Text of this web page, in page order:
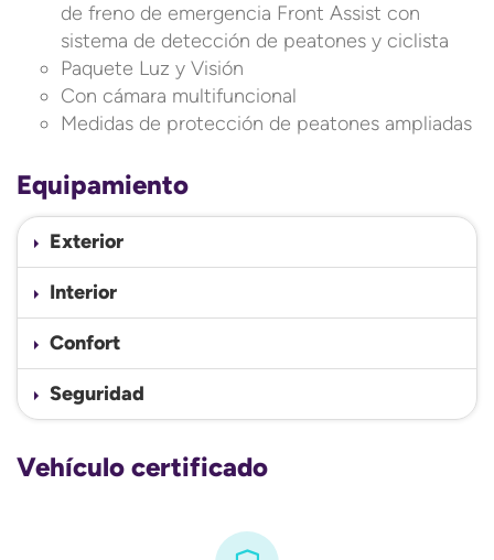
de freno de emergencia Front Assist con
sistema de detección de peatones y ciclista
Paquete Luz y Visión
Con cámara multifuncional
Medidas de protección de peatones ampliadas
Equipamiento
Exterior
Interior
Confort
Seguridad
Vehículo certificado